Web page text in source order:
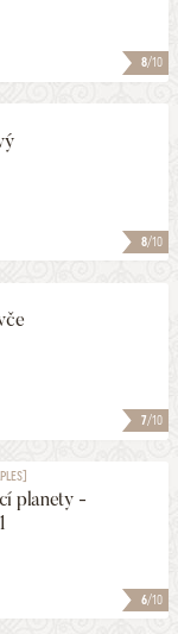
8/10
8/10
7/10
6/10
planety -